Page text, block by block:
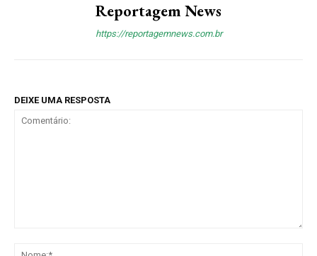
Reportagem News
https://reportagemnews.com.br
DEIXE UMA RESPOSTA